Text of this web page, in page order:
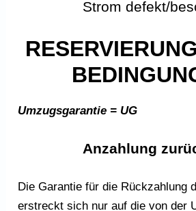
Strom defekt/
Umzugsgarantie = UG
Anzahlung
Die Garantie für die Rückzahlung
erstreckt sich nur auf die von der